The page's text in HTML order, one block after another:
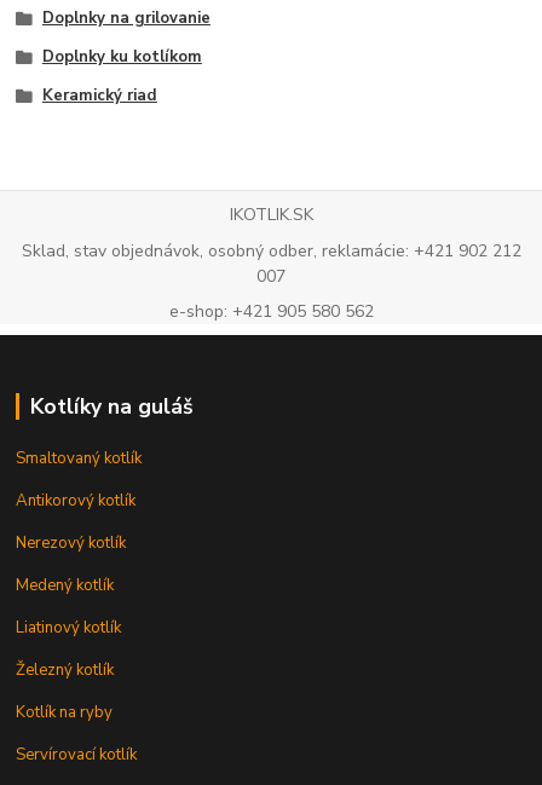
Doplnky na grilovanie
Doplnky ku kotlíkom
Keramický riad
IKOTLIK.SK
Sklad, stav objednávok, osobný odber, reklamácie: +421 902 212
007
e-shop: +421 905 580 562
Kotlíky na guláš
Smaltovaný kotlík
Antikorový kotlík
Nerezový kotlík
Medený kotlík
Liatinový kotlík
Železný kotlík
Kotlík na ryby
Servírovací kotlík